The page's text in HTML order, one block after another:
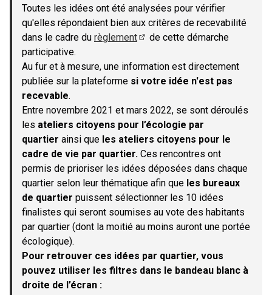
Toutes les idées ont été analysées pour vérifier
qu'elles répondaient bien aux critères de recevabilité
dans le cadre du règlement
de cette démarche
participative.
Au fur et à mesure, une information est directement
publiée sur la plateforme si votre idée n'est pas
recevable.
Entre novembre 2021 et mars 2022, se sont déroulés
les ateliers citoyens pour l’écologie par
quartier ainsi que les ateliers citoyens pour le
cadre de vie par quartier. Ces rencontres ont
permis de prioriser les idées déposées dans chaque
quartier selon leur thématique afin que les bureaux
de quartier puissent sélectionner les 10 idées
finalistes qui seront soumises au vote des habitants
par quartier (dont la moitié au moins auront une portée
écologique).
Pour retrouver ces idées par quartier, vous
pouvez utiliser les filtres dans le bandeau blanc à
droite de l’écran :